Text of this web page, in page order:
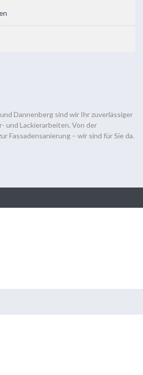
Dannenberg sind wir Ihr zuverlässiger
und Lackierarbeiten. Von der
Fassadensanierung – wir sind für Sie da.